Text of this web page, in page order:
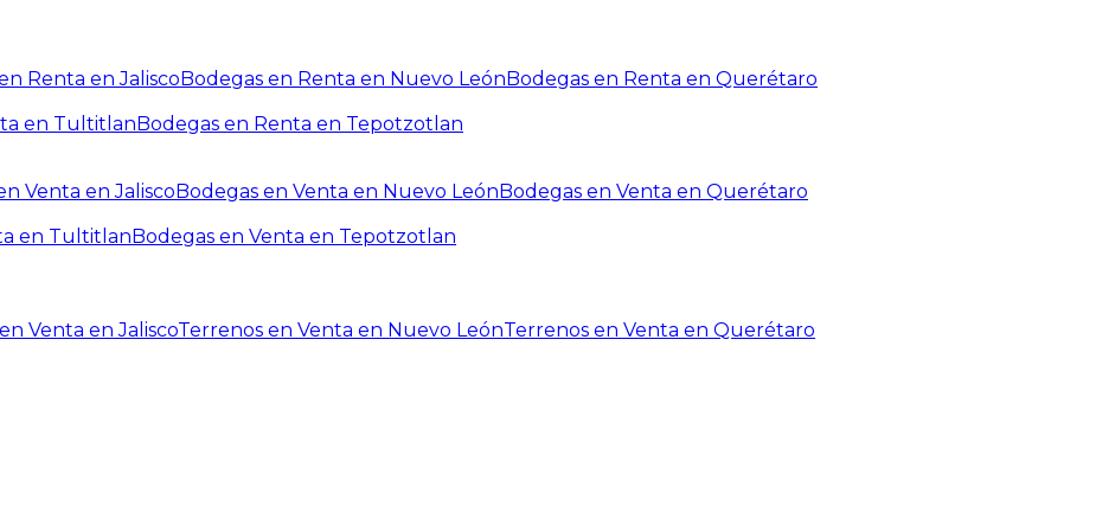
Renta en JaliscoBodegas en Renta en Nuevo LeónBodegas en Renta en Querétaro
en TultitlanBodegas en Renta en Tepotzotlan
Venta en JaliscoBodegas en Venta en Nuevo LeónBodegas en Venta en Querétaro
en TultitlanBodegas en Venta en Tepotzotlan
Venta en JaliscoTerrenos en Venta en Nuevo LeónTerrenos en Venta en Querétaro